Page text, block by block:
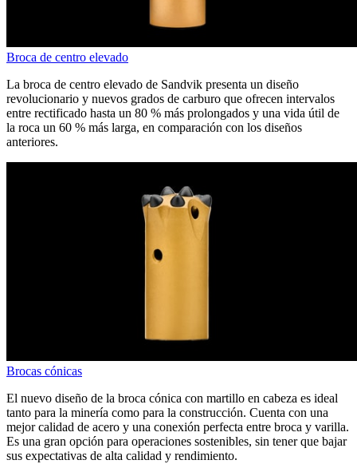
Broca de centro elevado
La broca de centro elevado de Sandvik presenta un diseño
revolucionario y nuevos grados de carburo que ofrecen intervalos
entre rectificado hasta un 80 % más prolongados y una vida útil de
la roca un 60 % más larga, en comparación con los diseños
anteriores.
Brocas cónicas
El nuevo diseño de la broca cónica con martillo en cabeza es ideal
tanto para la minería como para la construcción. Cuenta con una
mejor calidad de acero y una conexión perfecta entre broca y varilla.
Es una gran opción para operaciones sostenibles, sin tener que bajar
sus expectativas de alta calidad y rendimiento.